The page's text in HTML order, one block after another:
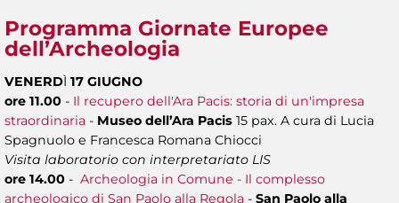
Programma Giornate Europee
dell’Archeologia
VENERDÌ 17 GIUGNO
ore 11.00 - Il recupero dell'Ara Pacis: storia di un'impresa
straordinaria - Museo dell’Ara Pacis 15 pax. A cura di Lucia
Spagnuolo e Francesca Romana Chiocci
Visita laboratorio con interpretariato LIS
ore 14.00 - Archeologia in Comune - Il complesso
archeologico di San Paolo alla Regola - San Paolo alla